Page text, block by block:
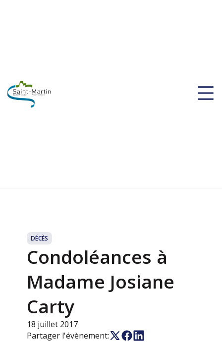
DÉCÈS
Condoléances à
Madame Josiane
Carty
18 juillet 2017
Partager l'évènement: